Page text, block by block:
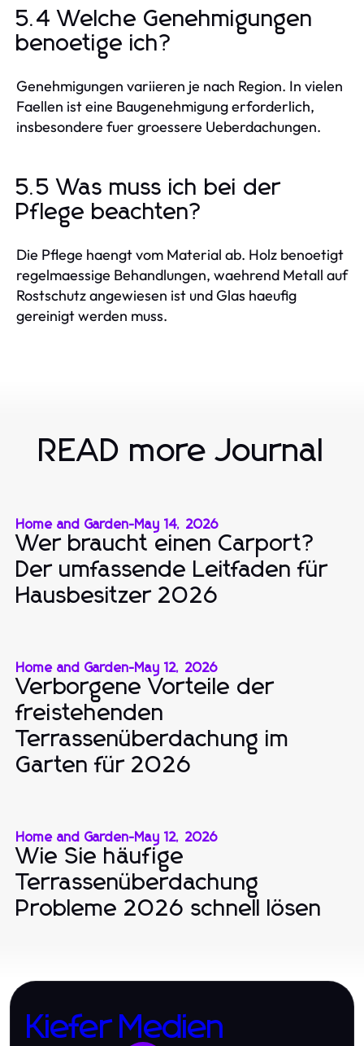
5.4 Welche Genehmigungen
benoetige ich?
Genehmigungen variieren je nach Region. In vielen
Faellen ist eine Baugenehmigung erforderlich,
insbesondere fuer groessere Ueberdachungen.
5.5 Was muss ich bei der
Pflege beachten?
Die Pflege haengt vom Material ab. Holz benoetigt
regelmaessige Behandlungen, waehrend Metall auf
Rostschutz angewiesen ist und Glas haeufig
gereinigt werden muss.
READ more Journal
Home and Garden-May 14, 2026
Wer braucht einen Carport?
Der umfassende Leitfaden für
Hausbesitzer 2026
Home and Garden-May 12, 2026
Verborgene Vorteile der
freistehenden
Terrassenüberdachung im
Garten für 2026
Home and Garden-May 12, 2026
Wie Sie häufige
Terrassenüberdachung
Probleme 2026 schnell lösen
Kiefer Medien